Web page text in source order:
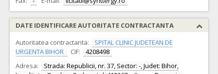
DATE IDENTIFICARE AUTORITATE CONTRACTANTA
Autoritatea contractanta:
SPITAL CLINIC JUDETEAN DE
URGENTA BIHOR
CIF:
4208498
Adresa:
Strada: Republicii, nr. 37, Sector: -, Judet: Bihor,